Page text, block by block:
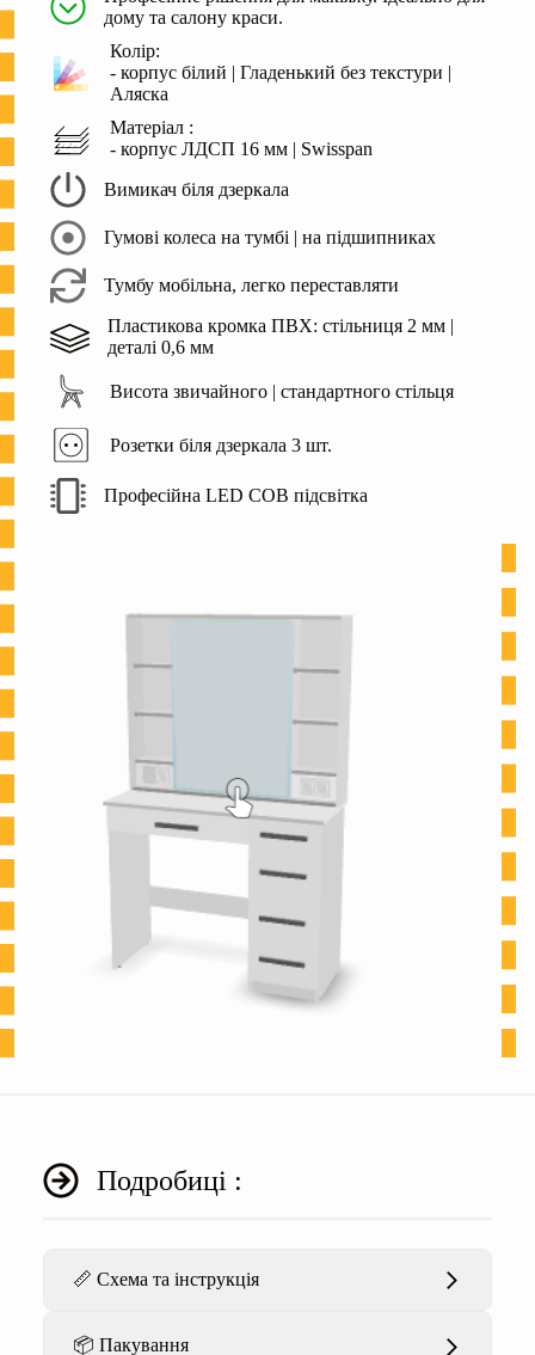
дому та салону краси.
Колір:
- корпус білий | Гладенький без текстури |
Аляска
Матеріал :
- корпус ЛДСП 16 мм | Swisspan
Вимикач біля дзеркала
Гумові колеса на тумбі | на підшипниках
Тумбу мобільна, легко переставляти
Пластикова кромка ПВХ: стільниця 2 мм |
деталі 0,6 мм
Висота звичайного | стандартного стільця
Розетки біля дзеркала 3 шт.
Професійна LED COB підсвітка
Подробиці :
📏 Схема та інструкція
📦 Пакування